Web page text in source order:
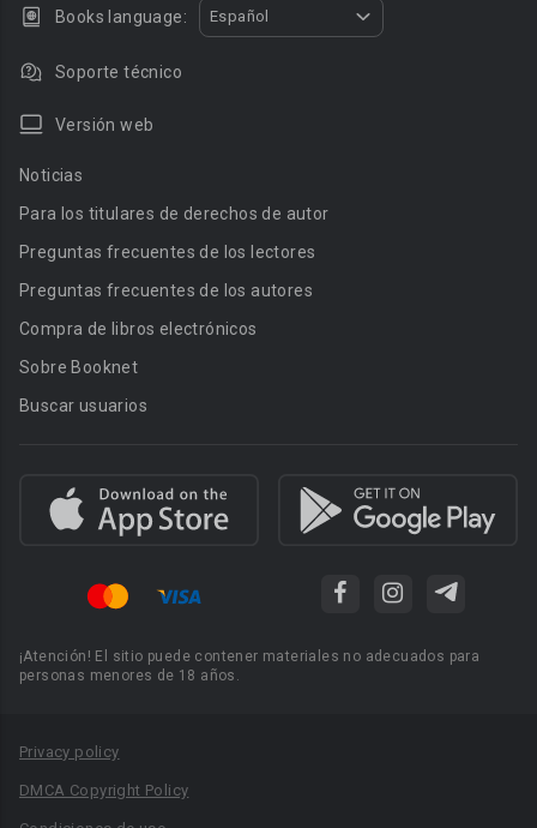
Books language: Español
Soporte técnico
Versión web
Noticias
Para los titulares de derechos de autor
Preguntas frecuentes de los lectores
Preguntas frecuentes de los autores
Compra de libros electrónicos
Sobre Booknet
Buscar usuarios
¡Atención! El sitio puede contener materiales no adecuados para
personas menores de 18 años.
Privacy policy
DMCA Copyright Policy